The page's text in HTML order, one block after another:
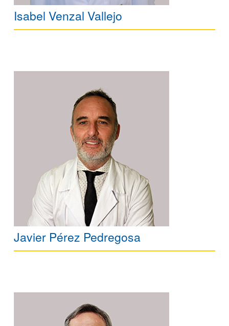
Isabel Venzal Vallejo
Javier Pérez Pedregosa